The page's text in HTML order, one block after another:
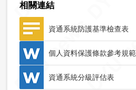
相關連結
資通系統防護基準檢查表
個人資料保護條款參考規範
資通系統分級評估表